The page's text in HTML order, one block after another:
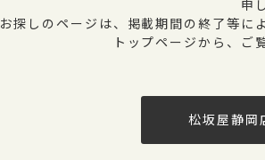
申
お探しのページは、掲載期間の終了等に
トップページから、ご
松坂屋静岡